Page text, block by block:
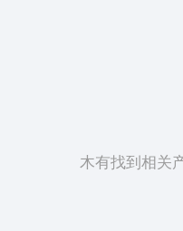
木有找到相关